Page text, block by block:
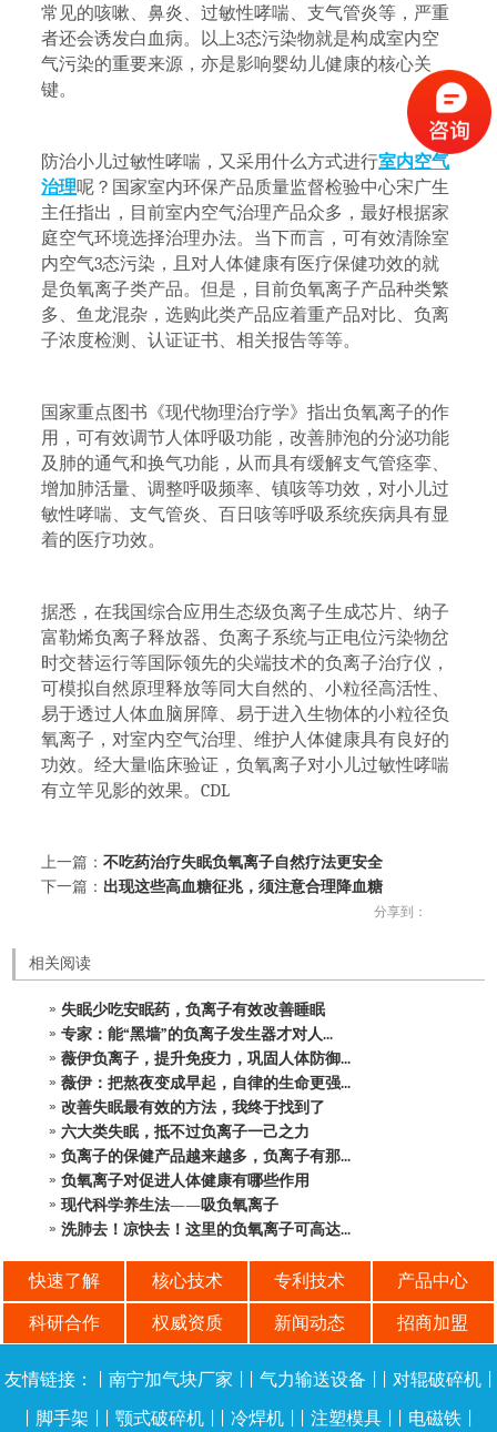
常见的咳嗽、鼻炎、过敏性哮喘、支气管炎等，严重
者还会诱发白血病。以上3态污染物就是构成室内空
气污染的重要来源，亦是影响婴幼儿健康的核心关
键。
防治小儿过敏性哮喘，又采用什么方式进行室内空气
治理呢？国家室内环保产品质量监督检验中心宋广生
主任指出，目前室内空气治理产品众多，最好根据家
庭空气环境选择治理办法。当下而言，可有效清除室
内空气3态污染，且对人体健康有医疗保健功效的就
是负氧离子类产品。但是，目前负氧离子产品种类繁
多、鱼龙混杂，选购此类产品应着重产品对比、负离
子浓度检测、认证证书、相关报告等等。
国家重点图书《现代物理治疗学》指出负氧离子的作
用，可有效调节人体呼吸功能，改善肺泡的分泌功能
及肺的通气和换气功能，从而具有缓解支气管痉挛、
增加肺活量、调整呼吸频率、镇咳等功效，对小儿过
敏性哮喘、支气管炎、百日咳等呼吸系统疾病具有显
着的医疗功效。
据悉，在我国综合应用生态级负离子生成芯片、纳子
富勒烯负离子释放器、负离子系统与正电位污染物岔
时交替运行等国际领先的尖端技术的负离子治疗仪，
可模拟自然原理释放等同大自然的、小粒径高活性、
易于透过人体血脑屏障、易于进入生物体的小粒径负
氧离子，对室内空气治理、维护人体健康具有良好的
功效。经大量临床验证，负氧离子对小儿过敏性哮喘
有立竿见影的效果。CDL
上一篇：不吃药治疗失眠负氧离子自然疗法更安全
下一篇： 出现这些高血糖征兆，须注意合理降血糖
分享到：
相关阅读
失眠少吃安眠药，负离子有效改善睡眠
专家：能“黑墙”的负离子发生器才对人...
薇伊负离子，提升免疫力，巩固人体防御...
薇伊：把熬夜变成早起，自律的生命更强...
改善失眠最有效的方法，我终于找到了
六大类失眠，抵不过负离子一己之力
负离子的保健产品越来越多，负离子有那...
负氧离子对促进人体健康有哪些作用
现代科学养生法——吸负氧离子
洗肺去！凉快去！这里的负氧离子可高达...
快速了解 核心技术 专利技术 产品中心
科研合作 权威资质 新闻动态 招商加盟
友情链接： 南宁加气块厂家 气力输送设备 对辊破碎机
脚手架 颚式破碎机 冷焊机 注塑模具 电磁铁